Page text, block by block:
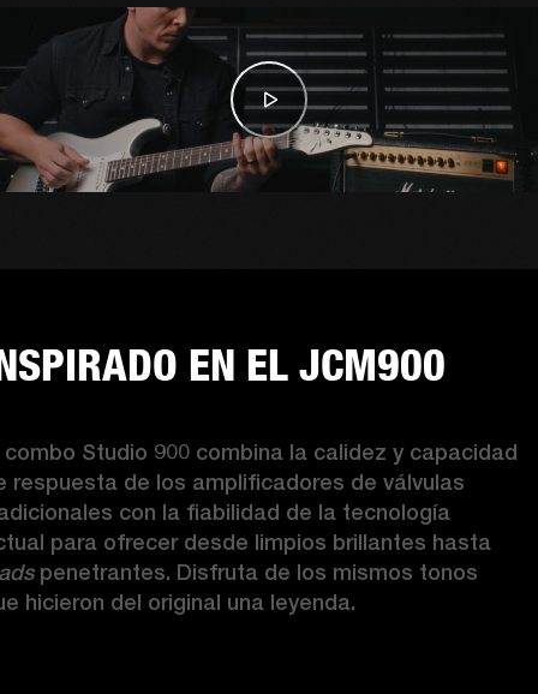
EN EL JCM900
combo Studio 900 combina la calidez y capacidad
respuesta de los amplificadores de válvulas
con la fiabilidad de la tecnología
penetrantes. Disfruta de los mismos tonos
hicieron del original una leyenda.